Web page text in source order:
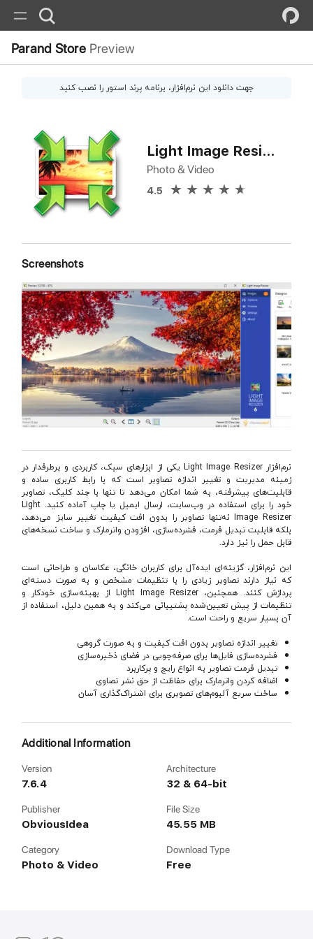
Parand Store Preview
جهت دانلود این نرم‌افزار، برنامه پرند استور را نصب کنید
Light Image Resizer
Photo & Video
4.5
Screenshots
نرم‌افزار Light Image Resizer یکی از ابزارهای سبک، کاربردی و پرطرفدار در
زمینه‌ مدیریت و تغییر اندازه تصاویر است که با رابط کاربری ساده و
قابلیت‌های پیشرفته، به شما امکان می‌دهد تا تنها با چند کلیک، تصاویر
خود را برای استفاده در وب‌سایت، ارسال ایمیل یا چاپ آماده کنید. Light
Image Resizer نه‌تنها تصاویر را بدون افت کیفیت تغییر سایز می‌دهد،
بلکه قابلیت تبدیل فرمت، فشرده‌سازی، افزودن واترمارک و ساخت نسخه‌های
قابل حمل را نیز دارد.
این نرم‌افزار، گزینه‌ای ایده‌آل برای کاربران خانگی، عکاسان و طراحانی است
که نیاز دارند تصاویر زیادی را با تنظیمات مشخص و به صورت دسته‌ای
پردازش کنند. همچنین، Light Image Resizer از بهینه‌سازی خودکار و
تنظیمات از پیش تعیین‌شده پشتیبانی می‌کند و به همین دلیل، استفاده از
آن بسیار سریع و راحت است.
تغییر اندازه تصاویر بدون افت کیفیت و به صورت گروهی
فشرده‌سازی فایل‌ها برای صرفه‌جویی در فضای ذخیره‌سازی
تبدیل فرمت تصاویر به انواع رایج و پرکاربرد
اضافه کردن واترمارک برای حفاظت از حق نشر تصاوی
ساخت سریع آلبوم‌های تصویری برای اشتراک‌گذاری آسان
Additional Information
Version
7.6.4
Architecture
32 & 64-bit
Publisher
ObviousIdea
File Size
45.55 MB
Category
Photo & Video
Download Type
Free